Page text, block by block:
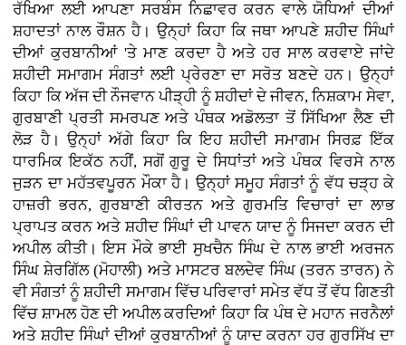
ਰੱਖਿਆ ਲਈ ਆਪਣਾ ਸਰਬੰਸ ਨਿਛਾਵਰ ਕਰਨ ਵਾਲੇ ਯੋਧਿਆਂ ਦੀਆਂ
ਸ਼ਹਾਦਤਾਂ ਨਾਲ ਰੌਸ਼ਨ ਹੈ। ਉਨ੍ਹਾਂ ਕਿਹਾ ਕਿ ਜਥਾ ਆਪਣੇ ਸ਼ਹੀਦ ਸਿੰਘਾਂ
ਦੀਆਂ ਕੁਰਬਾਨੀਆਂ 'ਤੇ ਮਾਣ ਕਰਦਾ ਹੈ ਅਤੇ ਹਰ ਸਾਲ ਕਰਵਾਏ ਜਾਂਦੇ
ਸ਼ਹੀਦੀ ਸਮਾਗਮ ਸੰਗਤਾਂ ਲਈ ਪ੍ਰੇਰਣਾ ਦਾ ਸਰੋਤ ਬਣਦੇ ਹਨ। ਉਨ੍ਹਾਂ
ਕਿਹਾ ਕਿ ਅੱਜ ਦੀ ਨੌਜਵਾਨ ਪੀੜ੍ਹੀ ਨੂੰ ਸ਼ਹੀਦਾਂ ਦੇ ਜੀਵਨ, ਨਿਸ਼ਕਾਮ ਸੇਵਾ,
ਗੁਰਬਾਣੀ ਪ੍ਰਤੀ ਸਮਰਪਣ ਅਤੇ ਪੰਥਕ ਅਡੋਲਤਾ ਤੋਂ ਸਿੱਖਿਆ ਲੈਣ ਦੀ
ਲੋੜ ਹੈ। ਉਨ੍ਹਾਂ ਅੱਗੇ ਕਿਹਾ ਕਿ ਇਹ ਸ਼ਹੀਦੀ ਸਮਾਗਮ ਸਿਰਫ਼ ਇੱਕ
ਧਾਰਮਿਕ ਇਕੱਠ ਨਹੀਂ, ਸਗੋਂ ਗੁਰੂ ਦੇ ਸਿਧਾਂਤਾਂ ਅਤੇ ਪੰਥਕ ਵਿਰਸੇ ਨਾਲ
ਜੁੜਨ ਦਾ ਮਹੱਤਵਪੂਰਨ ਮੌਕਾ ਹੈ। ਉਨ੍ਹਾਂ ਸਮੂਹ ਸੰਗਤਾਂ ਨੂੰ ਵੱਧ ਚੜ੍ਹ ਕੇ
ਹਾਜ਼ਰੀ ਭਰਨ, ਗੁਰਬਾਣੀ ਕੀਰਤਨ ਅਤੇ ਗੁਰਮਤਿ ਵਿਚਾਰਾਂ ਦਾ ਲਾਭ
ਪ੍ਰਾਪਤ ਕਰਨ ਅਤੇ ਸ਼ਹੀਦ ਸਿੰਘਾਂ ਦੀ ਪਾਵਨ ਯਾਦ ਨੂੰ ਸਿਜਦਾ ਕਰਨ ਦੀ
ਅਪੀਲ ਕੀਤੀ। ਇਸ ਮੌਕੇ ਭਾਈ ਸੁਖਚੈਨ ਸਿੰਘ ਦੇ ਨਾਲ ਭਾਈ ਅਰਜਨ
ਸਿੰਘ ਸ਼ੇਰਗਿੱਲ (ਮੋਹਾਲੀ) ਅਤੇ ਮਾਸਟਰ ਬਲਦੇਵ ਸਿੰਘ (ਤਰਨ ਤਾਰਨ) ਨੇ
ਵੀ ਸੰਗਤਾਂ ਨੂੰ ਸ਼ਹੀਦੀ ਸਮਾਗਮ ਵਿੱਚ ਪਰਿਵਾਰਾਂ ਸਮੇਤ ਵੱਧ ਤੋਂ ਵੱਧ ਗਿਣਤੀ
ਵਿੱਚ ਸ਼ਾਮਲ ਹੋਣ ਦੀ ਅਪੀਲ ਕਰਦਿਆਂ ਕਿਹਾ ਕਿ ਪੰਥ ਦੇ ਮਹਾਨ ਜਰਨੈਲਾਂ
ਅਤੇ ਸ਼ਹੀਦ ਸਿੰਘਾਂ ਦੀਆਂ ਕੁਰਬਾਨੀਆਂ ਨੂੰ ਯਾਦ ਕਰਨਾ ਹਰ ਗੁਰਸਿੱਖ ਦਾ